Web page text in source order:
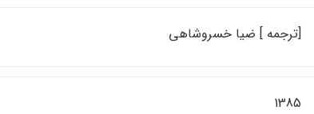
[ترجمه ] ضيا خسروشاهي
1385